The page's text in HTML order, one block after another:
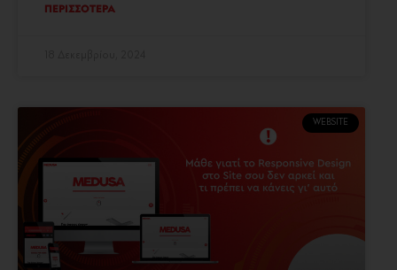
ΠΕΡΙΣΣΟΤΕΡΑ
WEBSITE